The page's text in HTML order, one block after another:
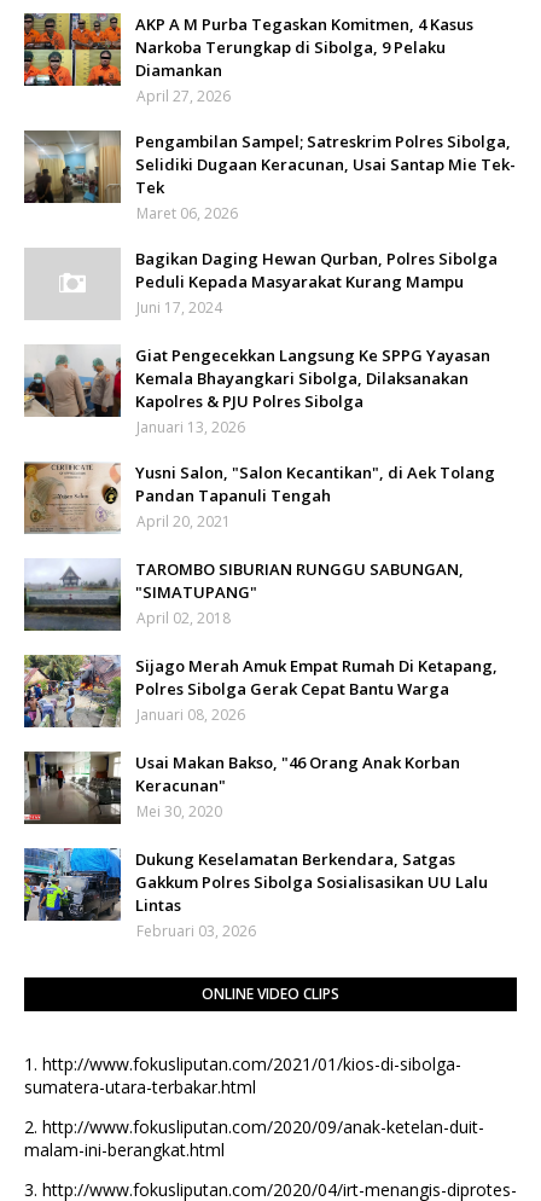
AKP A M Purba Tegaskan Komitmen, 4 Kasus
Narkoba Terungkap di Sibolga, 9 Pelaku
Diamankan
April 27, 2026
Pengambilan Sampel; Satreskrim Polres Sibolga,
Selidiki Dugaan Keracunan, Usai Santap Mie Tek-
Tek
Maret 06, 2026
Bagikan Daging Hewan Qurban, Polres Sibolga
Peduli Kepada Masyarakat Kurang Mampu
Juni 17, 2024
Giat Pengecekkan Langsung Ke SPPG Yayasan
Kemala Bhayangkari Sibolga, Dilaksanakan
Kapolres & PJU Polres Sibolga
Januari 13, 2026
Yusni Salon, "Salon Kecantikan", di Aek Tolang
Pandan Tapanuli Tengah
April 20, 2021
TAROMBO SIBURIAN RUNGGU SABUNGAN,
"SIMATUPANG"
April 02, 2018
Sijago Merah Amuk Empat Rumah Di Ketapang,
Polres Sibolga Gerak Cepat Bantu Warga
Januari 08, 2026
Usai Makan Bakso, "46 Orang Anak Korban
Keracunan"
Mei 30, 2020
Dukung Keselamatan Berkendara, Satgas
Gakkum Polres Sibolga Sosialisasikan UU Lalu
Lintas
Februari 03, 2026
ONLINE VIDEO CLIPS
1. http://www.fokusliputan.com/2021/01/kios-di-sibolga-
sumatera-utara-terbakar.html
2. http://www.fokusliputan.com/2020/09/anak-ketelan-duit-
malam-ini-berangkat.html
3. http://www.fokusliputan.com/2020/04/irt-menangis-diprotes-